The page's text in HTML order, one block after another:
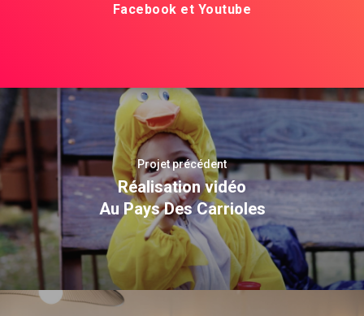
Facebook et Youtube
Projet précédent
Réalisation vidéo
Au Pays Des Carrioles